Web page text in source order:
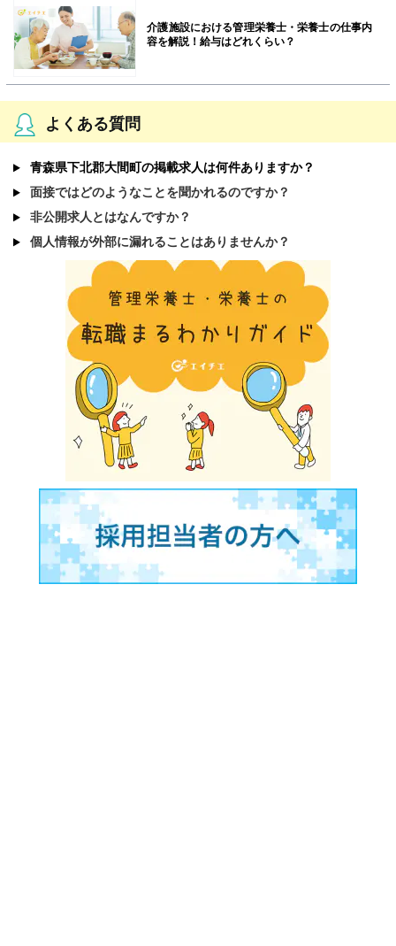
介護施設における管理栄養士・栄養士の仕事内
容を解説！給与はどれくらい？
よくある質問
青森県下北郡大間町の掲載求人は何件ありますか？
面接ではどのようなことを聞かれるのですか？
非公開求人とはなんですか？
個人情報が外部に漏れることはありませんか？